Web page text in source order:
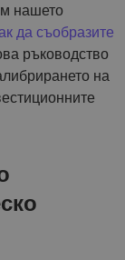
нашето
да съобразите
ръководство
на